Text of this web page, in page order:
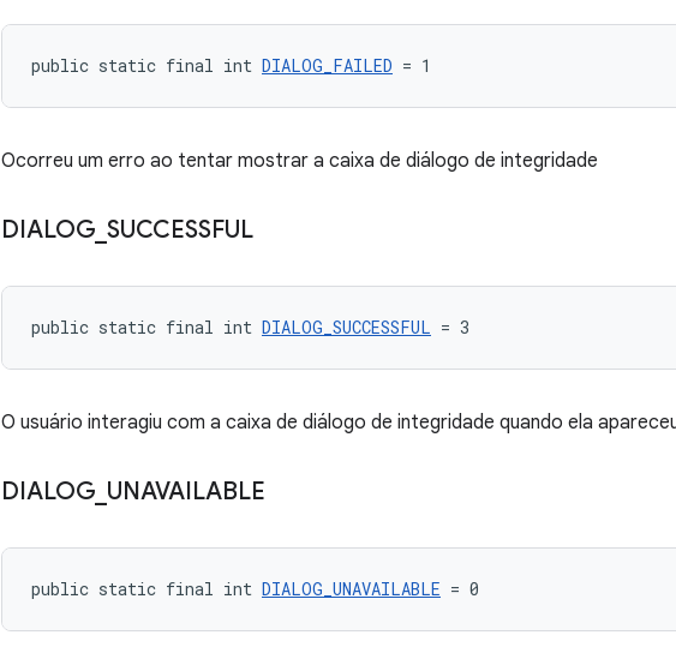
public static final int DIALOG_FAILED = 1
Ocorreu um erro ao tentar mostrar a caixa de diálogo de integridade
DIALOG SUCCESSFUL
public static final int DIALOG_SUCCESSFUL = 3
O usuário interagiu com a caixa de diálogo de integridade quando ela
DIALOG UNAVAILABLE
public static final int DIALOG_UNAVAILABLE = 0